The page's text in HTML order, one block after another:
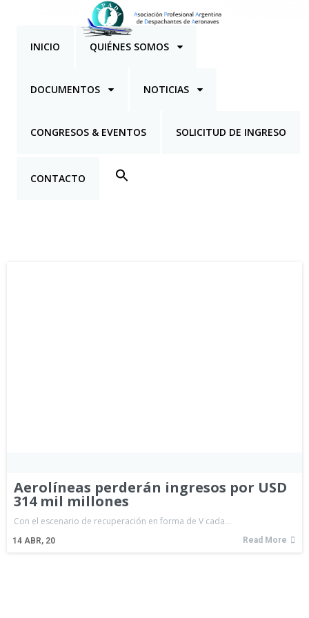
INICIO QUIÉNES SOMOS
DOCUMENTOS NOTICIAS
CONGRESOS & EVENTOS SOLICITUD DE INGRESO
CONTACTO
Aerolíneas perderán ingresos por USD
314 mil millones
14 ABR, 20
Con el escenario de recuperación en forma de V cada…
Read More